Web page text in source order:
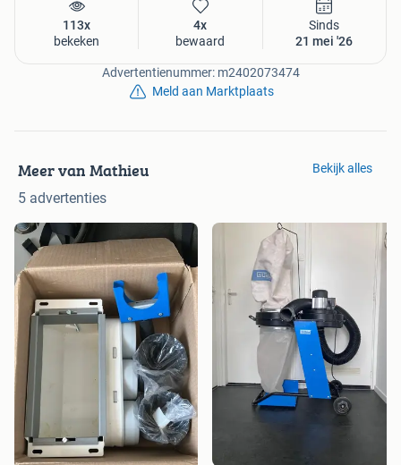
113x
bekeken
4x
bewaard
Sinds
21 mei '26
Advertentienummer: m2402073474
Meld aan Marktplaats
Meer van Mathieu
5 advertenties
Bekijk alles